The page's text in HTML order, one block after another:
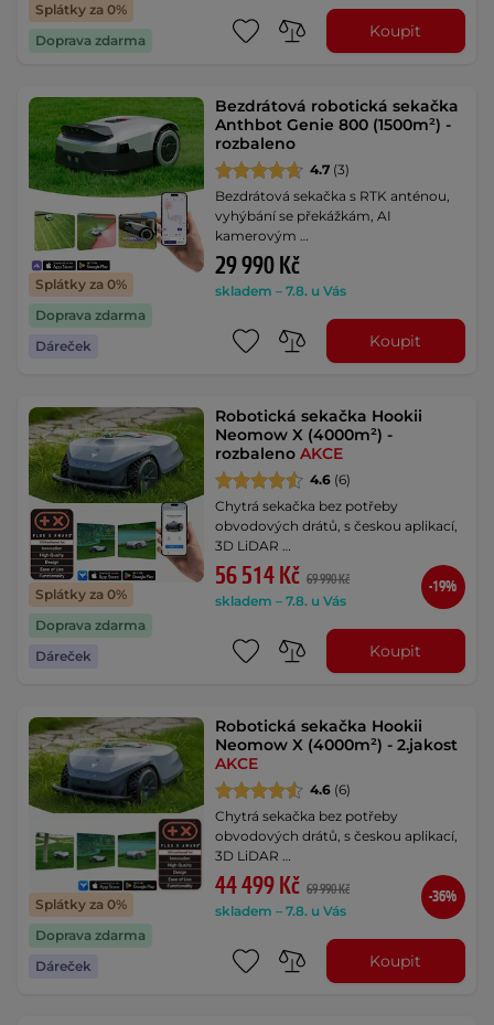
Splátky za 0%
Doprava zdarma
Koupit
Splátky za 0%
Doprava zdarma
Dáreček
Bezdrátová robotická sekačka
Anthbot Genie 800 (1500m²) -
rozbaleno
4.7 (3)
Bezdrátová sekačka s RTK anténou,
vyhýbání se překážkám, AI
kamerovým …
29 990 Kč
skladem – 7.8. u Vás
Koupit
Splátky za 0%
Doprava zdarma
Dáreček
Robotická sekačka Hookii
Neomow X (4000m²) -
rozbalenoAKCE
4.6 (6)
Chytrá sekačka bez potřeby
obvodových drátů, s českou aplikací,
3D LiDAR …
56 514 Kč 69 990 Kč
skladem – 7.8. u Vás
-19%
Koupit
Splátky za 0%
Doprava zdarma
Dáreček
Robotická sekačka Hookii
Neomow X (4000m²) - 2.jakost
AKCE
4.6 (6)
Chytrá sekačka bez potřeby
obvodových drátů, s českou aplikací,
3D LiDAR …
44 499 Kč 69 990 Kč
skladem – 7.8. u Vás
-36%
Koupit